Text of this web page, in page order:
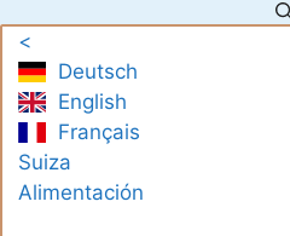
contenido
<
Deutsch
English
Français
Suiza
Alimentación